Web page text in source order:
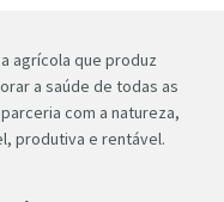
agrícola que produz
a saúde de todas as
com a natureza,
produtiva e rentável.